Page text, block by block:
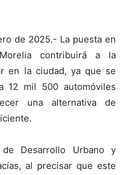
de 2025.- La puesta en
contribuirá a la
en la ciudad, ya que se
12 mil 500 automóviles
una alternativa de
Desarrollo Urbano y
al precisar que este